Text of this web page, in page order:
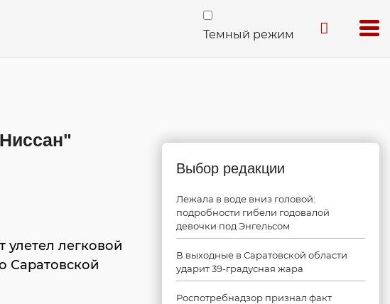
Темный режим
легковой
Саратовской
Выбор редакции
Лежала в воде вниз головой:
подробности гибели годовалой
девочки под Энгельсом
В выходные в Саратовской области
ударит 39-градусная жара
Роспотребнадзор признал факт